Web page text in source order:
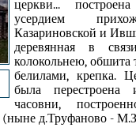
церкви...
усердием
Казариновской и
деревянная в
колокольнею, обшита
белилами, крепка.
была перестроена
часовни,
(ныне д.Труфаново -